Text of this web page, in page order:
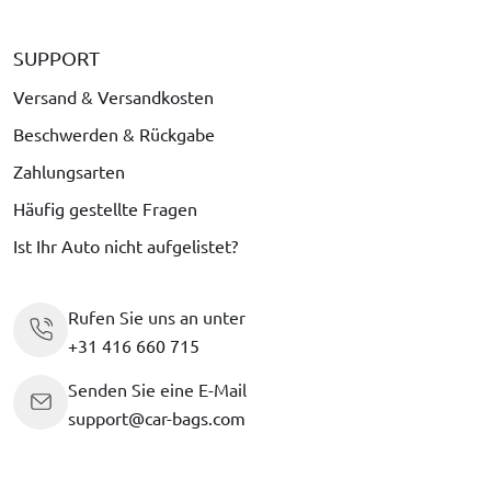
SUPPORT
Versand & Versandkosten
Beschwerden & Rückgabe
Zahlungsarten
Häufig gestellte Fragen
Ist Ihr Auto nicht aufgelistet?
Rufen Sie uns an unter
+31 416 660 715
Senden Sie eine E-Mail
support@car-bags.com